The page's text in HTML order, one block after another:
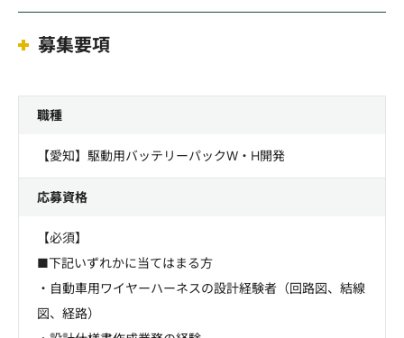
募集要項
職種
【愛知】駆動用バッテリーパックW・H開発
応募資格
【必須】
■下記いずれかに当てはまる方
・自動車用ワイヤーハーネスの設計経験者（回路図、結線
図、経路）